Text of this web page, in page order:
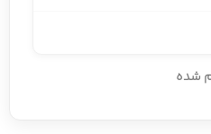
شده